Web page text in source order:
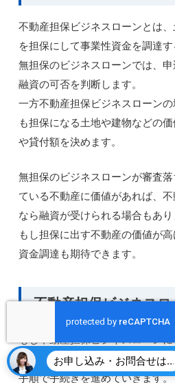
不動産担保ビジネスローンとは
を担保にして事業性資金を調達す
無担保のビジネスローンでは、
融資の可否を判断します。
一方不動産担保ビジネスローン
も担保になる土地や建物などの
や貸付額を決めます。
無担保のビジネスローンが審査
ている不動産に価値があれば、
なら融資が受けられる場合もあり
もし担保に出す不動産の価値が
資金調達も期待できます。
不動産担保ビジネス
もし不動産担保ビジネスローン
ン会社によって異なるかもしれ
手順で手続きを進めていきます。
お申し込み・お問合せはこちら